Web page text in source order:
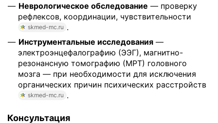
Неврологическое обследование — проверку
рефлексов, координации, чувствительности
skmed-mc.ru .
Инструментальные исследования —
электроэнцефалографию (ЭЭГ), магнитно-
резонансную томографию (МРТ) головного
мозга — при необходимости для исключения
органических причин психических расстройств
skmed-mc.ru .
Консультация